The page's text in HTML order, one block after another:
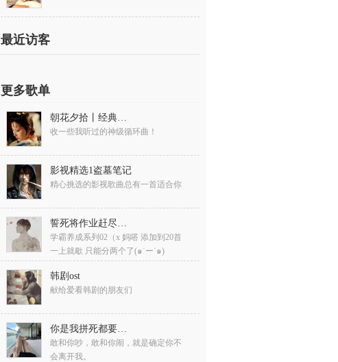
最近访客
更多歌单
朝花夕拾丨经典与时代的碰撞
收一些我听过的神级循环曲！
影视精选1盗墓笔记
精心挑选的影视歌曲总有一首适合你
誓死将作业赶尽杀绝BGM02号
学霸养成系列02（x 妈嗒 添加到20首
一上就歇 只能分两个了(๑˙ー˙๑)
韩剧ost
献给爱看韩剧的朋友们
你是我拼死都要守护的人
敢和你吵，敢和你闹，就是确定你不
会离开我。